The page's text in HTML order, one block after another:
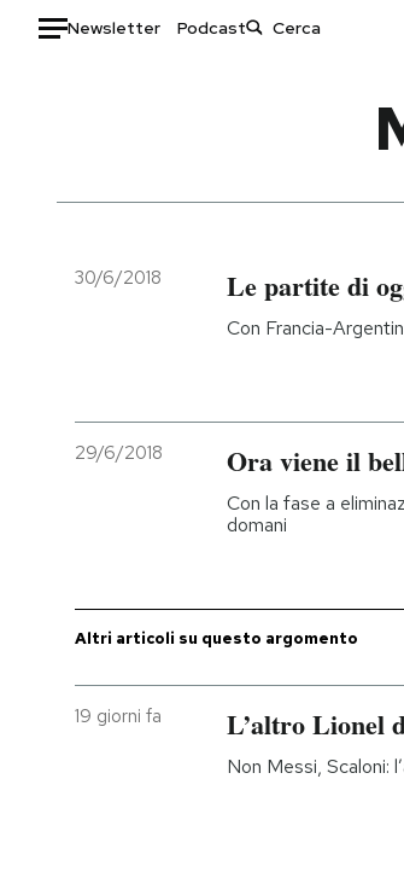
Newsletter Podcast
Italia
Politica
Economia
Moda
Ok Boomer!
30/6/2018 Le partite di
Con Francia-
29/6/2018 Ora viene il
Con la fase a
domani
Altri articoli su questo argomento
19 giorni fa L’altro Lionel
Non Messi, Scaloni: